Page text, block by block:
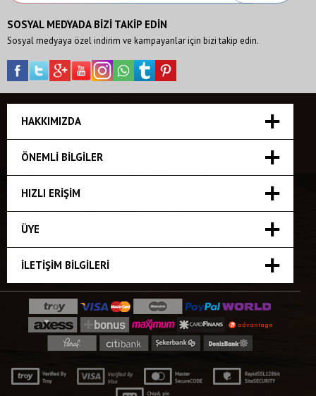
SOSYAL MEDYADA BİZİ TAKİP EDİN
Sosyal medyaya özel indirim ve kampayanlar için bizi takip edin.
HAKKIMIZDA
ÖNEMLI BILGILER
HIZLI ERIŞIM
ÜYE
İLETIŞIM BILGILERI